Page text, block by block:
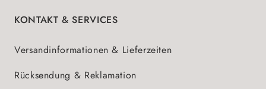
KONTAKT & SERVICES
Versandinformationen & Lieferzeiten
Rücksendung & Reklamation